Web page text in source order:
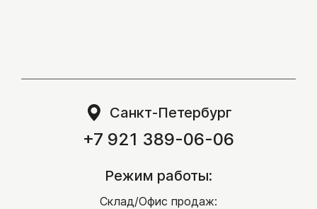
Камень для габионов
Сопутствующие товары
Защитные покрытия
Санкт-Петербург
+7 921 389-06-06
Режим работы:
Склад/Офис продаж: